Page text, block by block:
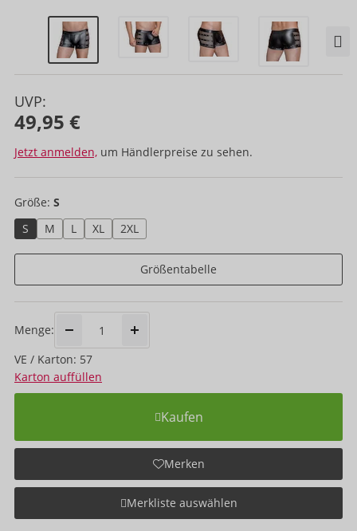
UVP:
49,95 €
Jetzt anmelden, um Händlerpreise zu sehen.
Größe: S
S
M L XL 2XL
Größentabelle
Menge:
VE / Karton: 57
Karton auffüllen
Kaufen
Merken
Merkliste auswählen